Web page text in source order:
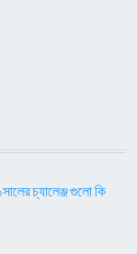
চ্যালেঞ্জ গুলো কি